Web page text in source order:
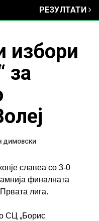
РЕЗУЛТАТИ
избори
за
ДИМОВСКИ
славеа со 3-0
финалната
лига.
СЦ „Борис